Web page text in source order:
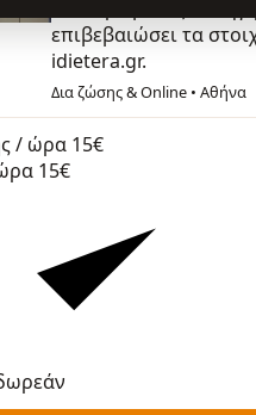
επιβεβαιώσει τα
idietera.gr.
Δια ζώσης & Online • Αθήνα
/ ώρα 15€
15€